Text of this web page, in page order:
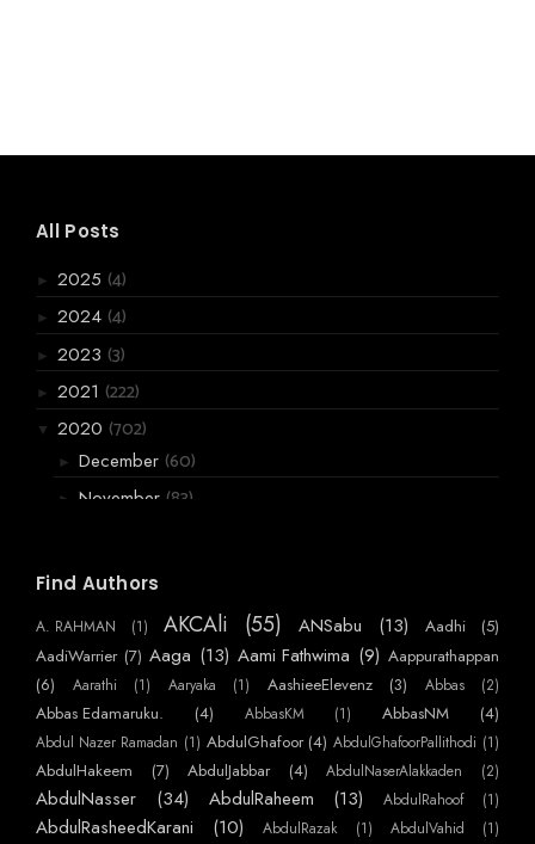
All Posts
► 2025 (4)
► 2024 (4)
► 2023 (3)
► 2021 (222)
▼ 2020 (702)
► December (60)
► November (83)
മധുരപ്പതിനെട്ട് മരിച്ചു,
"ഭാഗം-വയ്പ് "
ശശാങ്കൻ്റെ പെണ്ണ്
പോയിന്റ്
കല്യാണം വിളി
സക്കറിയ പോത്തന്റെ കുഴിമാടം
Find Authors
A. RAHMAN (1) AKCAli (55) ANSabu (13) Aadhi
(5)
AadiWarrier (7) Aaga (13) Aami Fathwima (9) Aappurathappan
(6)
Aarathi (1) Aaryaka (1) AashieeElevenz (3) Abbas (2)
Abbas Edamaruku. (4) AbbasKM (1) AbbasNM (4)
Abdul Nazer Ramadan (1) AbdulGhafoor (4) AbdulGhafoorPallithodi (1)
AbdulHakeem (7) AbdulJabbar (4) AbdulNaserAlakkaden (2)
AbdulNasser (34) AbdulRaheem (13) AbdulRahoof (1)
AbdulRasheedKarani (10) AbdulRazak (1) AbdulVahid (1)